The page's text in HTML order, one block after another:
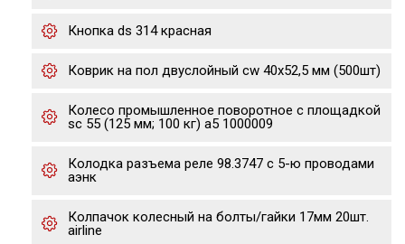
Кнопка ds 314 красная
Коврик на пол двуслойный cw 40x52,5 мм (500шт)
Колесо промышленное поворотное с площадкой
sc 55 (125 мм; 100 кг) а5 1000009
Колодка разъема реле 98.3747 с 5-ю проводами
аэнк
Колпачок колесный на болты/гайки 17мм 20шт.
airline